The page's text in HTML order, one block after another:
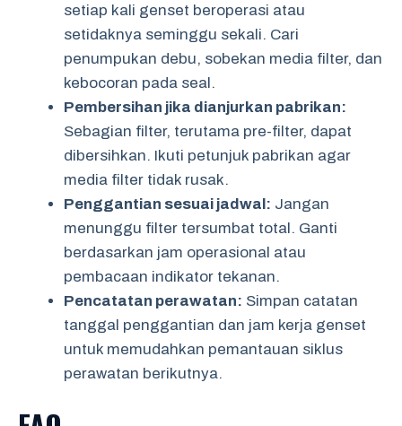
setiap kali genset beroperasi atau
setidaknya seminggu sekali. Cari
penumpukan debu, sobekan media filter, dan
kebocoran pada seal.
Pembersihan jika dianjurkan pabrikan:
Sebagian filter, terutama pre-filter, dapat
dibersihkan. Ikuti petunjuk pabrikan agar
media filter tidak rusak.
Penggantian sesuai jadwal: Jangan
menunggu filter tersumbat total. Ganti
berdasarkan jam operasional atau
pembacaan indikator tekanan.
Pencatatan perawatan: Simpan catatan
tanggal penggantian dan jam kerja genset
untuk memudahkan pemantauan siklus
perawatan berikutnya.